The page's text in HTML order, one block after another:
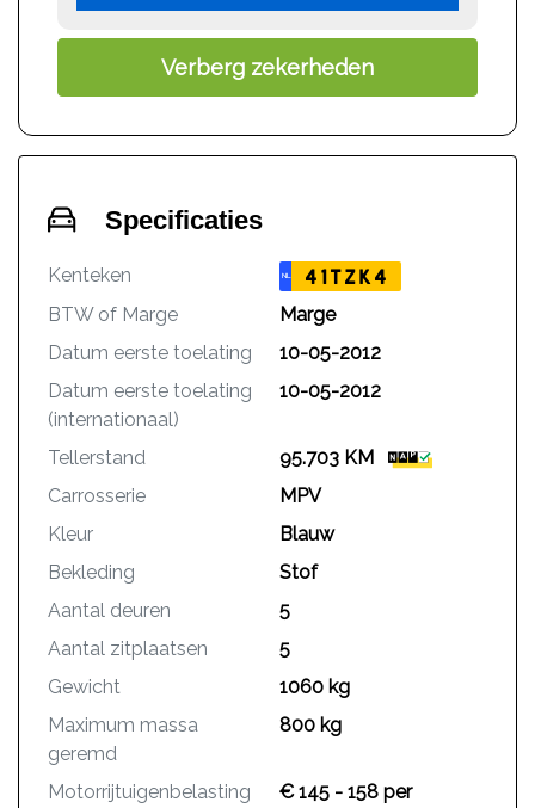
Verberg zekerheden
Specificaties
Kenteken NL 41TZK4
BTW of Marge
Marge
Datum eerste toelating
10-05-2012
Datum eerste toelating
(internationaal)
10-05-2012
Tellerstand
95.703 KM
Carrosserie
MPV
Kleur
Blauw
Bekleding
Stof
Aantal deuren
5
Aantal zitplaatsen
5
Gewicht
1060 kg
Maximum massa
geremd
800 kg
Motorrijtuigenbelasting
€ 145 - 158 per